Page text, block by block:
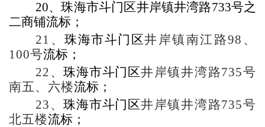
20、珠海市斗门区井岸镇井湾路733号之
二商铺流标；
21 、珠海市斗门区井岸镇南江路98 、
100号流标；
22 、珠海市斗门区井岸镇井湾路735号
南五、六楼流标；
23 、珠海市斗门区井岸镇井湾路735号
北五楼流标；